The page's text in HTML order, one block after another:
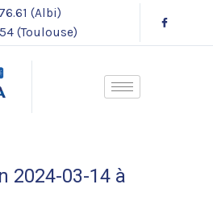
(Albi)
(Toulouse)
2024-03-14 à